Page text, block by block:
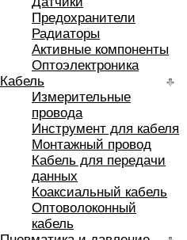
Предохранители
Радиаторы
Активные компоненты
Оптоэлектроника
Кабель
Измерительные
провода
Инструмент для кабеля
Монтажный провод
Кабель для передачи
данных
Коаксиальный кабель
Оптоволоконный
кабель